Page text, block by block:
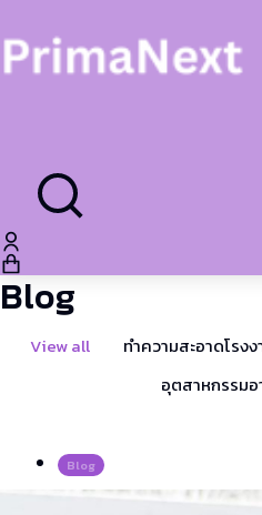
Blog
View all ทำความสะอาดโรงง
อุตสาหกรรมอ
Blog